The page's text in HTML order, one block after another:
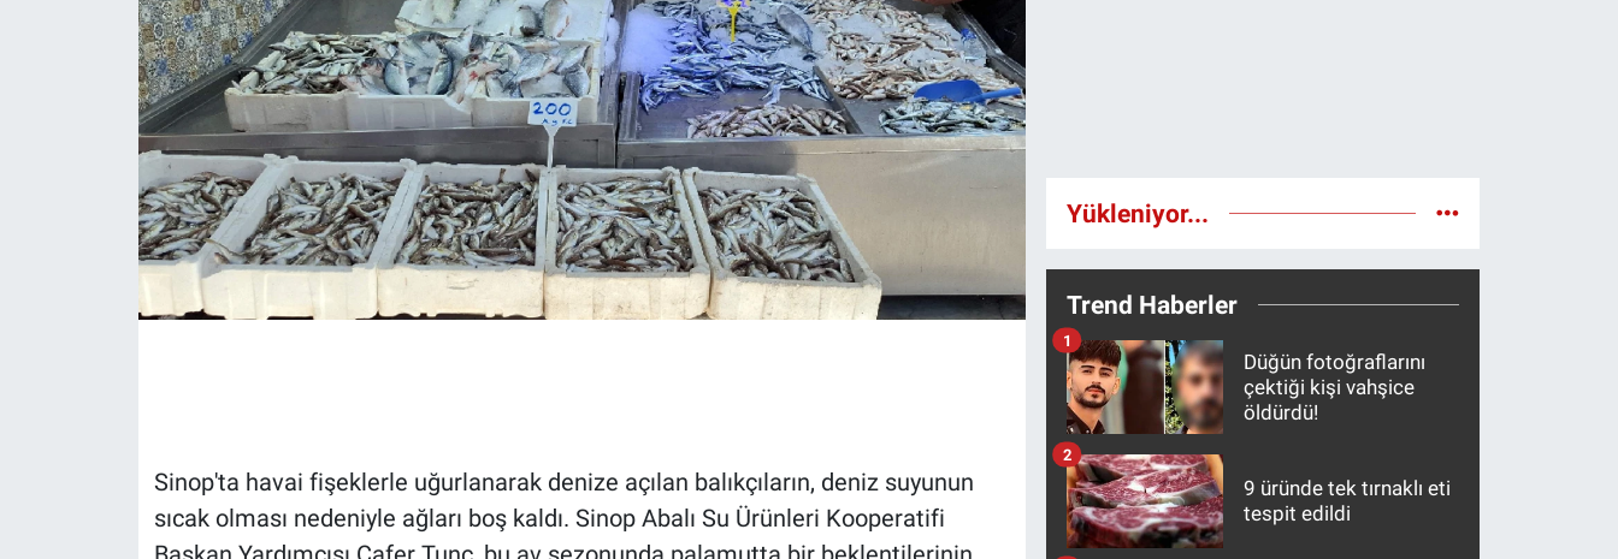
Sinop'ta havai fişeklerle uğurlanarak denize açılan balıkçıların, deniz suyunun
sıcak olması nedeniyle ağları boş kaldı. Sinop Abalı Su Ürünleri Kooperatifi
Yükleniyor...
Trend Haberler
Düğün fotoğraflarını
çektiği kişi vahşice
öldürdü!
1
9 üründe tek tırnaklı eti
tespit edildi
2
Gerçeğin İzinde
Gün Başlıyor
Gün Bitiyor
Gün Ortası